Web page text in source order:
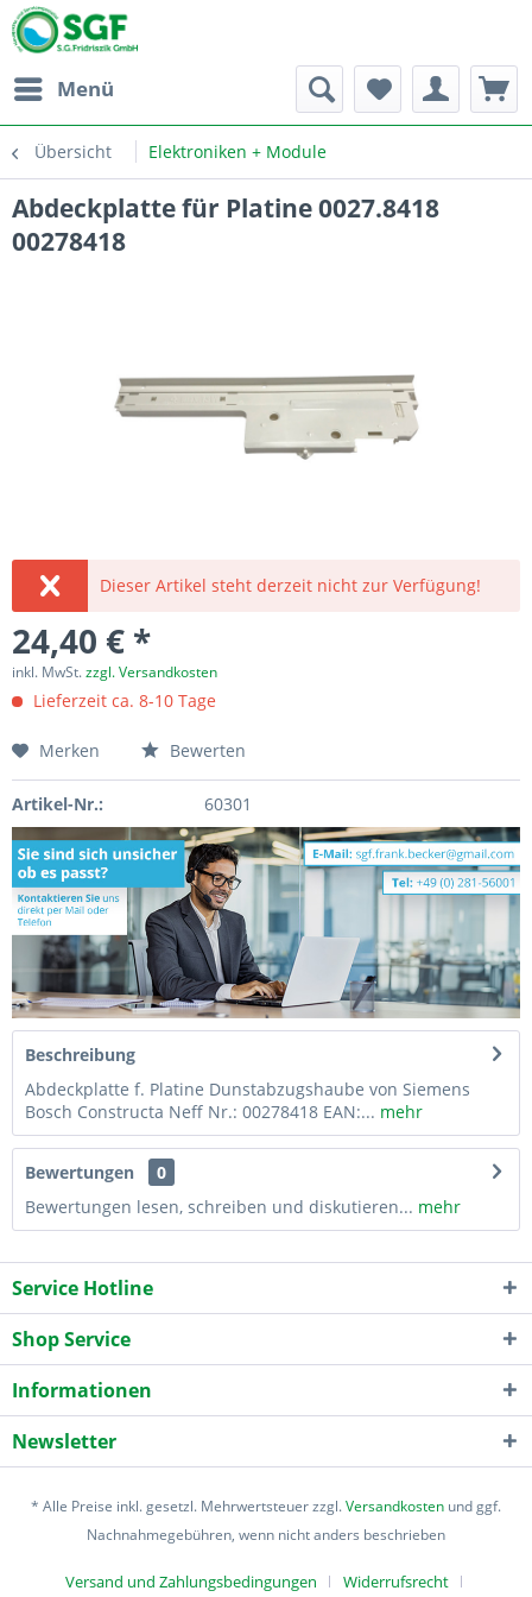
Menü
Übersicht Elektroniken + Module
Abdeckplatte für Platine 0027.8418
00278418
Dieser Artikel steht derzeit nicht zur Verfügung!
24,40 € *
inkl. MwSt.zzgl. Versandkosten
Lieferzeit ca. 8-10 Tage
Merken Bewerten
Artikel-Nr.: 60301
Beschreibung
Abdeckplatte f. Platine Dunstabzugshaube von Siemens
Bosch Constructa Neff Nr.: 00278418 EAN:... mehr
Bewertungen
0
Bewertungen lesen, schreiben und diskutieren... mehr
Service Hotline
Shop Service
Informationen
Newsletter
* Alle Preise inkl. gesetzl. Mehrwertsteuer zzgl.Versandkosten und ggf.
Nachnahmegebühren, wenn nicht anders beschrieben
Versand und Zahlungsbedingungen Widerrufsrecht